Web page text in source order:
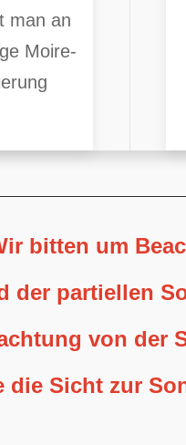
man an
Moire-
bitten um
der partiellen
von der
die Sicht zur